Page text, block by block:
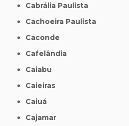
Cabrália Paulista
Cachoeira Paulista
Caconde
Cafelândia
Caiabu
Caieiras
Caiuá
Cajamar